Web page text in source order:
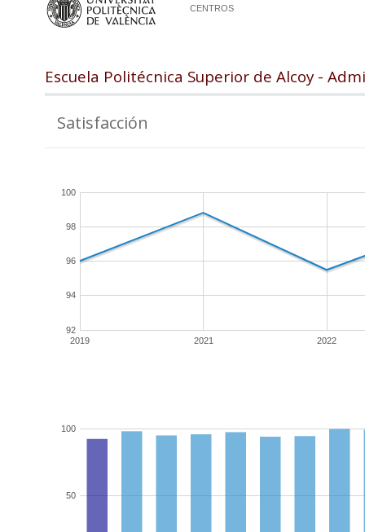
CENTROS
Escuela Politécnica Superior de Alcoy -
Satisfacción
2019 2021 2022
92
94
96
98
100
50
100